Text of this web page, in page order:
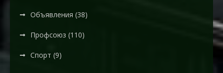
Объявления (38)
Профсоюз (110)
Спорт (9)